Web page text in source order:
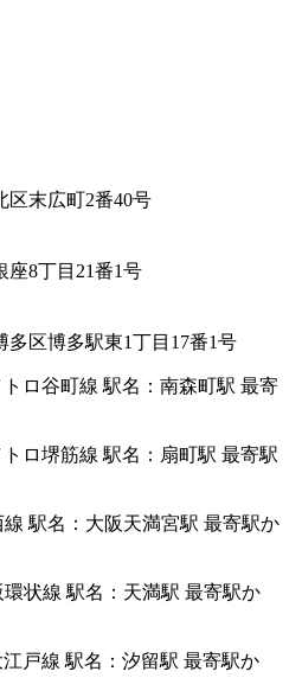
区末広町2番40号
座8丁目21番1号
多区博多駅東1丁目17番1号
ロ谷町線 駅名：南森町駅 最寄
ロ堺筋線 駅名：扇町駅 最寄駅
駅名：大阪天満宮駅 最寄駅か
状線 駅名：天満駅 最寄駅か
戸線 駅名：汐留駅 最寄駅か